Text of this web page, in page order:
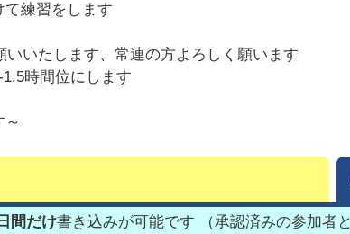
練習をします
いたします、常連の方よろしく願います
時間位にします
間だけ書き込みが可能です （承認済みの参加者